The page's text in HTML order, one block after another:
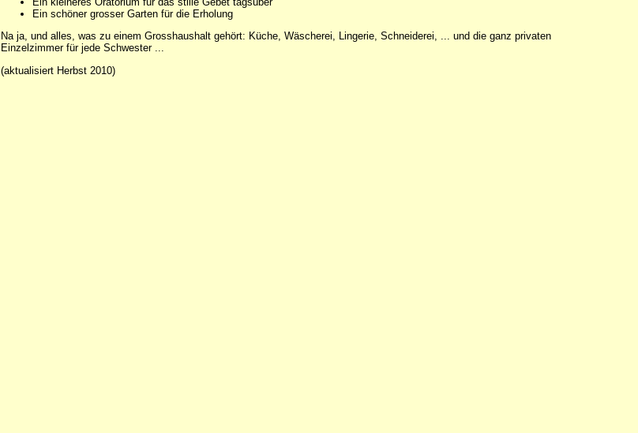
Ein schöner grosser Garten für die Erholung
Na ja, und alles, was zu einem Grosshaushalt gehört: Küche, Wäscherei, Lingerie, Schneiderei, ... und die ganz privaten
Einzelzimmer für jede Schwester ...
(aktualisiert Herbst 2010)